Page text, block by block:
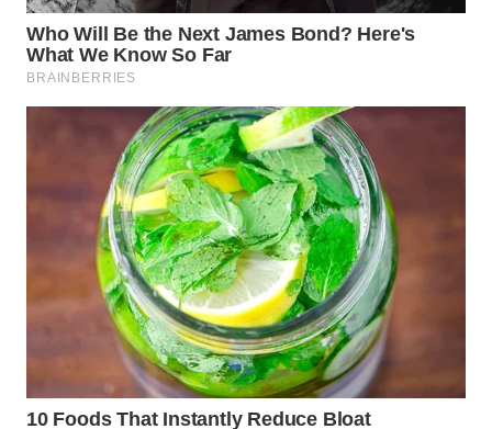
WN DELI
SERDANG
PAKPAK
WN
KARAWANG
WN
BEKASI